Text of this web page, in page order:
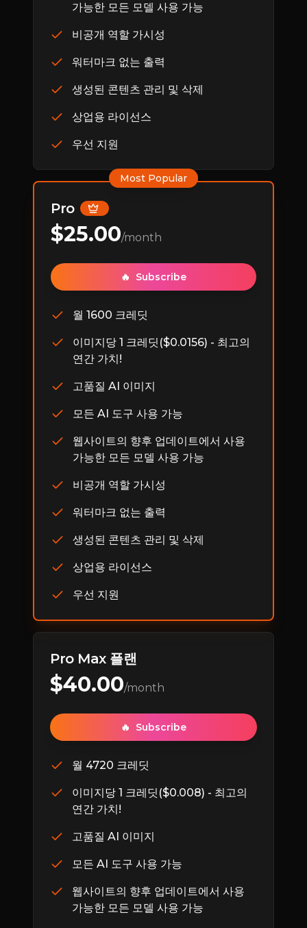
가능한 모든 모델 사용 가능
비공개 역할 가시성
워터마크 없는 출력
생성된 콘텐츠 관리 및 삭제
상업용 라이선스
우선 지원
Most Popular
Pro
$25.00/month
🔥 Subscribe
월 1600 크레딧
이미지당 1 크레딧($0.0156) - 최고의
연간 가치!
고품질 AI 이미지
모든 AI 도구 사용 가능
웹사이트의 향후 업데이트에서 사용
가능한 모든 모델 사용 가능
비공개 역할 가시성
워터마크 없는 출력
생성된 콘텐츠 관리 및 삭제
상업용 라이선스
우선 지원
Pro Max 플랜
$40.00/month
🔥 Subscribe
월 4720 크레딧
이미지당 1 크레딧($0.008) - 최고의
연간 가치!
고품질 AI 이미지
모든 AI 도구 사용 가능
웹사이트의 향후 업데이트에서 사용
가능한 모든 모델 사용 가능